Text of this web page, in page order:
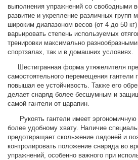
выполнения упражнений со свободными
развитие и укрепление различных
широким диапазоном весов (от 4 до 50 кг)
варьировать степень используемых
тренировки максимально
спортзалах, так и в домашних условиях.
Шестигранная форма утяжелителя
самостоятельного перемещения гантели
повышая ее устойчивость. Также его
делает снаряд более бесшумным и
самой гантели от царапин.
Рукоять гантели имеет эргономичную
более удобному хвату. Наличие
предотвращает скольжение ладоней и
контролировать положение снаряда во
упражнений, особенно важного при